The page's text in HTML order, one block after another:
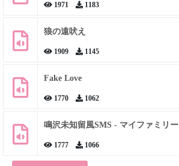
1971 1183
狼の遠吠え
1909 1145
Fake Love
1770 1062
鳴沢未知留風SMS - マイファミリー
1777 1066